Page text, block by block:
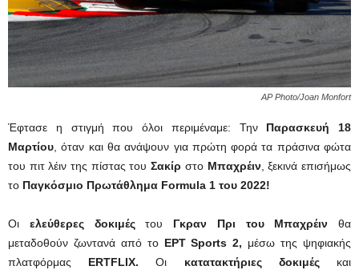
AP Photo/Joan Monfort
Έφτασε η στιγμή που όλοι περιμέναμε: Την Παρασκευή 18
Μαρτίου, όταν και θα ανάψουν για πρώτη φορά τα πράσινα φώτα
του πιτ λέιν της πίστας τουΣακίρ στο Μπαχρέιν, ξεκινά επισήμως
το Παγκόσμιο Πρωτάθλημα Formula 1 του 2022!
Οι ελεύθερες δοκιμέςτου Γκραν Πρι του Μπαχρέιν θα
μεταδοθούν ζωντανά από το ΕΡΤ Sports 2, μέσω της ψηφιακής
πλατφόρμας ERTFLIX. Οι κατατακτήριες δοκιμές και